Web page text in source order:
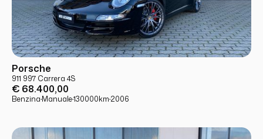
USATO
Porsche
911 997 Carrera 4S
€ 68.400,00
Benzina·Manuale·130000km·2006